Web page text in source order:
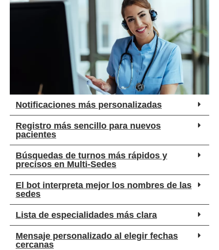
Notificaciones más personalizadas
Registro más sencillo para nuevos
pacientes
Búsquedas de turnos más rápidos y
precisos en Multi-Sedes
El bot interpreta mejor los nombres de las
sedes
Lista de especialidades más clara
Mensaje personalizado al elegir fechas
cercanas